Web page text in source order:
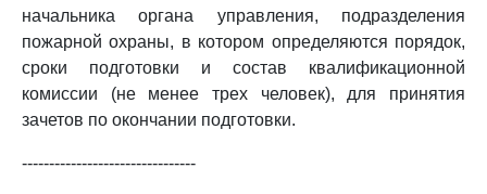
начальника органа управления, подразделения
пожарной охраны, в котором определяются порядок,
сроки подготовки и состав квалификационной
комиссии (не менее трех человек), для принятия
зачетов по окончании подготовки.
--------------------------------